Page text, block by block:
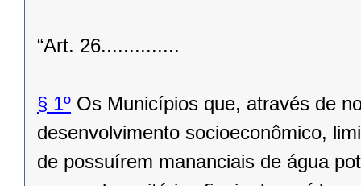
“Art. 26..............
§ 1º Os Municípios que, através de
desenvolvimento socioeconômico,
de possuírem mananciais de água